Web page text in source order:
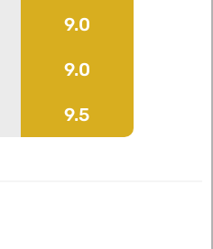
9.0
9.0
9.5